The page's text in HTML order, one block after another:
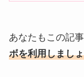
あなたもこの記
ボを利用しまし